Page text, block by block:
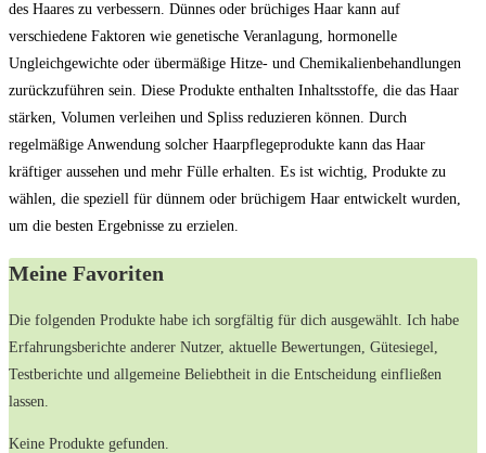
des Haares zu verbessern. Dünnes oder brüchiges Haar kann auf
verschiedene Faktoren wie genetische Veranlagung, hormonelle
Ungleichgewichte oder übermäßige Hitze- und Chemikalienbehandlungen
zurückzuführen sein. Diese Produkte enthalten Inhaltsstoffe, die das Haar
stärken, Volumen verleihen und Spliss reduzieren können. Durch
regelmäßige Anwendung solcher Haarpflegeprodukte kann das Haar
kräftiger aussehen und mehr Fülle erhalten. Es ist wichtig, Produkte zu
wählen, die speziell für dünnem oder brüchigem Haar entwickelt wurden,
um die besten Ergebnisse zu erzielen.
Meine Favoriten
Die folgenden Produkte habe ich sorgfältig für dich ausgewählt. Ich habe
Erfahrungsberichte anderer Nutzer, aktuelle Bewertungen, Gütesiegel,
Testberichte und allgemeine Beliebtheit in die Entscheidung einfließen
lassen.
Keine Produkte gefunden.